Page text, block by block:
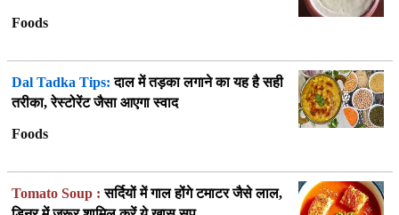
Foods
Dal Tadka Tips: दाल में तड़का लगाने का यह है सही
तरीका, रेस्टोरेंट जैसा आएगा स्वाद
Foods
Tomato Soup : सर्दियों में गाल होंगे टमाटर जैसे लाल,